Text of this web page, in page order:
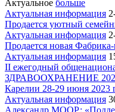
Актуальное больше
Актуальная информация
Продается уютный
Актуальная информация
Продается новая
Актуальная информация
II ежегодный
ЗДРАВООХРАНЕНИЕ 2023
Карелии 28-29 июня 2023
Актуальная информация
Александр МООР: